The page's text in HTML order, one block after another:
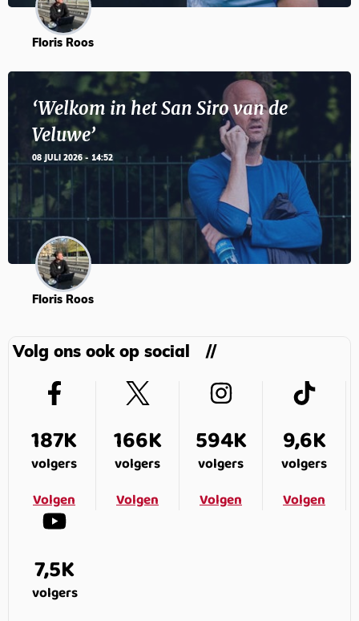
Floris Roos
‘Welkom in het San Siro van de
Veluwe’
08 JULI 2026 - 14:52
Floris Roos
Volg ons ook op social
187K
volgers
Volgen
166K
volgers
Volgen
594K
volgers
Volgen
9,6K
volgers
Volgen
7,5K
volgers